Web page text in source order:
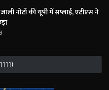
नोटों की यूपी में सप्लाई, एटीएस ने